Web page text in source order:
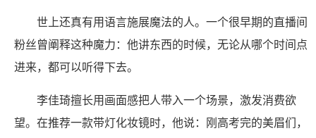
世上还真有用语言施展魔法的人。一个很早期的直播间
粉丝曾阐释这种魔力：他讲东西的时候，无论从哪个时间点
进来，都可以听得下去。
李佳琦擅长用画面感把人带入一个场景，激发消费欲
望。在推荐一款带灯化妆镜时，他说：刚高考完的美眉们，